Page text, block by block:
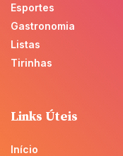
Esportes
Gastronomia
Listas
Tirinhas
Links Úteis
Início